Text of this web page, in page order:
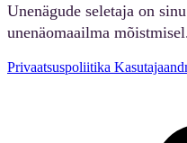
Unenägude seletaja on
unenäomaailma
Privaatsuspoliitika